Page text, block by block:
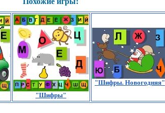
"Шифры"
"Шифры. Новогодняя"